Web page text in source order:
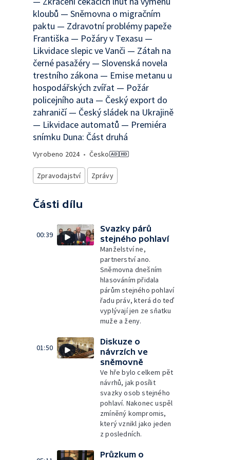
kloubů — Sněmovna o migračním
paktu — Zdravotní problémy papeže
Františka — Požáry v Texasu —
Likvidace slepic ve Vanči — Zátah na
černé pasažéry — Slovenská novela
trestního zákona — Emise metanu u
hospodářských zvířat — Požár
policejního auta — Český export do
zahraničí — Český sládek na Ukrajině
— Likvidace automatů — Premiéra
snímku Duna: Část druhá
Vyrobeno 2024• Česko
Zpravodajství Zprávy
Části dílu
00:39
Svazky párů
stejného pohlaví
Manželství ne,
partnerství ano.
Sněmovna dnešním
hlasováním přidala
párům stejného pohlaví
řadu práv, která do teď
vyplývají jen ze sňatku
muže a ženy.
01:50
Diskuze o
návrzích ve
sněmovně
Ve hře bylo celkem pět
návrhů, jak posílit
svazky osob stejného
pohlaví. Nakonec uspěl
zmíněný kompromis,
který vznikl jako jeden
z posledních.
Průzkum o